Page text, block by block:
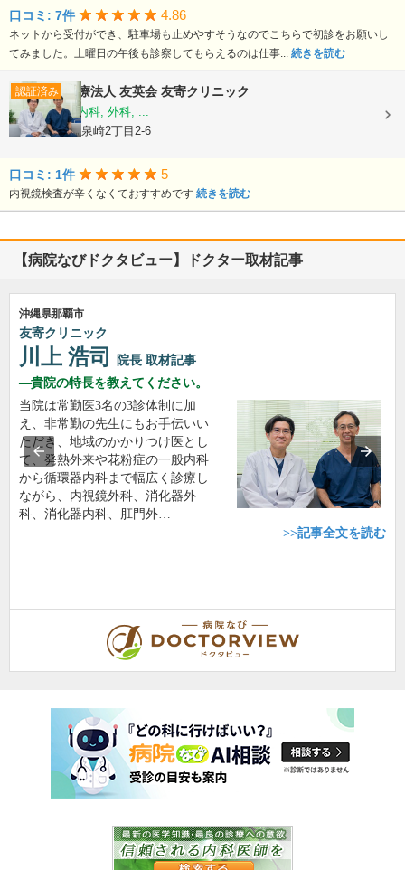
口コミ: 7件 4.86
ネットから受付ができ、駐車場も止めやすそうなのでこちらで初診をお願いし
てみました。土曜日の午後も診察してもらえるのは仕事... 続きを読む
認証済み 医療法人 友英会 友寄クリニック
内科, 消化器内科, 外科, ...
沖縄県那覇市泉崎2丁目2-6
口コミ: 1件 5
内視鏡検査が辛くなくておすすめです 続きを読む
【病院なびドクタビュー】ドクター取材記事
沖縄県那覇市
友寄クリニック
川上 浩司 院長 取材記事
貴院の特長を教えてください。
当院は常勤医3名の3診体制に加
え、非常勤の先生にもお手伝いい
ただき、地域のかかりつけ医とし
て、発熱外来や花粉症の一般内科
から循環器内科まで幅広く診療し
ながら、内視鏡外科、消化器外
科、消化器内科、肛門外…
>>記事全文を読む